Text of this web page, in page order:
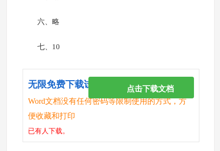
六、略
七、10
无限免费下载试卷
Word文档没有任何密码等限制使用的方式，方
便收藏和打印
已有人下载。
点击下载文档